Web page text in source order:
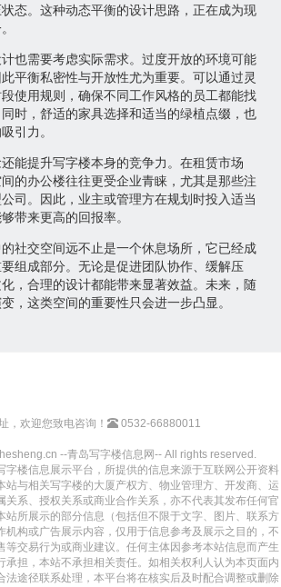
态。这种动态平衡的设计思路，正在成为现
也需要考虑实际需求。过度开放的环境可能
平衡私密性与开放性尤为重要。可以通过灵
使用规则，确保不同工作风格的员工都能找
时，舒适的家具选择和适当的绿植点缀，也
引力。
能提升写字楼本身的竞争力。在租赁市场
间的办公楼往往更受企业青睐，尤其是那些注
司。因此，业主或管理方在规划时投入适当
带来更高的回报率。
社交空间远不止是一个休息场所，它已经成
组成部分。无论是促进团队协作、缓解压
，合理的设计都能带来显著效益。未来，随
，这类空间的重要性只会进一步凸显。
，欢迎您致电咨询！ 0532-66880011
--青岛写字楼信息网-- All rights reserved.
字楼信息展示平台，所提供的信息来源于互联网公开资料
站与相关写字楼的大厦产权方、物业管理方、开发商、运
关系、授权关系或商业合作关系，亦不代表其发布任何官
站所展示的部分信息（包括但不限于文字、图片、联系方
机构或广告展示内容，仅用于信息参考及展示之目的，不
等交易行为或商业建议。任何主体因参考本站信息而产生
承担，本站不承担相关责任。如相关权利人认为本页面内
法途径联系处理，本平台将在核实后及时配合调整或删除